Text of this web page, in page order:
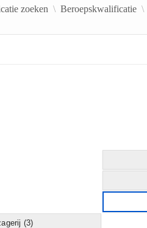
zoeken Beroepskwalificatie
(3)